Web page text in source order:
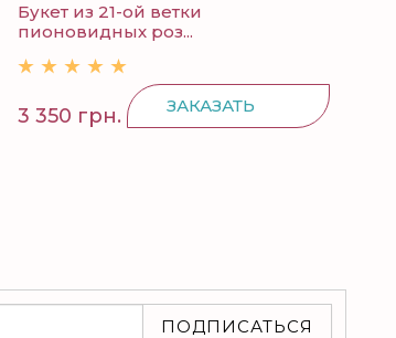
Букет из 21-ой ветки
пионовидных роз...
3 350 грн. ЗАКАЗАТЬ
ПОДПИСАТЬСЯ